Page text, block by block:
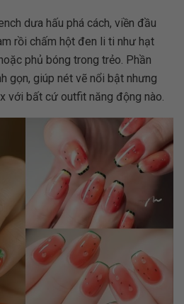
dưa hấu phá cách, viền đầu
rồi chấm hột đen li ti như hạt
phủ bóng trong trẻo. Phần
gọn, giúp nét vẽ nổi bật nhưng
với bất cứ outfit năng động nào.